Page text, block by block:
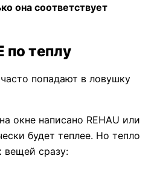
она соответствует
по теплу
попадают в ловушку
окне написано REHAU или
будет теплее. Но тепло
вещей сразу: